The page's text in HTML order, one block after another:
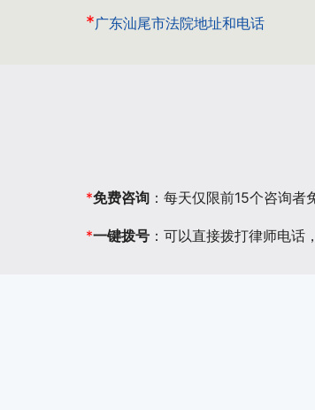
*广东汕尾市法院地址和电话
*免费咨询 ：每天仅限前15个咨询者
*一键拨号 ：可以直接拨打律师电话